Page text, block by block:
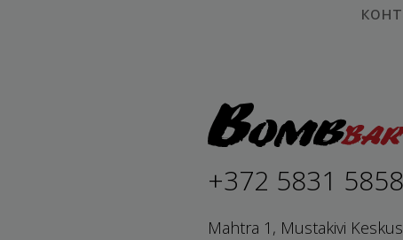
+372 5831 5858
Mahtra 1, Mustakivi Keskus